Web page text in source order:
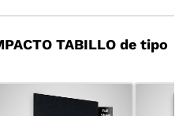
TABILLO de tipo